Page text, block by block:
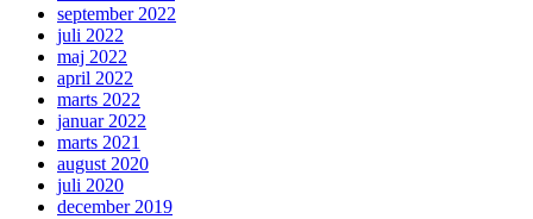
september 2022
juli 2022
maj 2022
april 2022
marts 2022
januar 2022
marts 2021
august 2020
juli 2020
december 2019